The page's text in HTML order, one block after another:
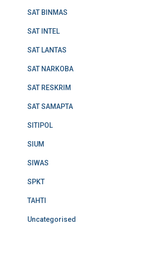
SAT BINMAS
SAT INTEL
SAT LANTAS
SAT NARKOBA
SAT RESKRIM
SAT SAMAPTA
SITIPOL
SIUM
SIWAS
SPKT
TAHTI
Uncategorised